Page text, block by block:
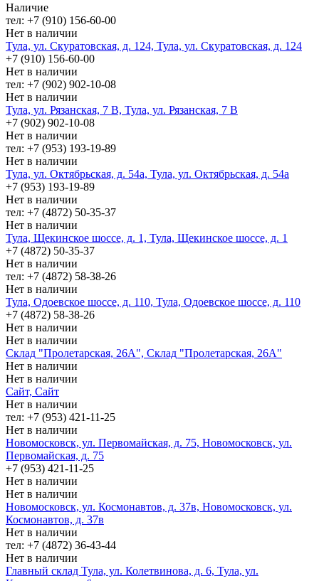
Наличие
тел: +7 (910) 156-60-00
Нет в наличии
Тула, ул. Скуратовская, д. 124, Тула, ул. Скуратовская, д. 124
+7 (910) 156-60-00
Нет в наличии
тел: +7 (902) 902-10-08
Нет в наличии
Тула, ул. Рязанская, 7 В, Тула, ул. Рязанская, 7 В
+7 (902) 902-10-08
Нет в наличии
тел: +7 (953) 193-19-89
Нет в наличии
Тула, ул. Октябрьская, д. 54а, Тула, ул. Октябрьская, д. 54а
+7 (953) 193-19-89
Нет в наличии
тел: +7 (4872) 50-35-37
Нет в наличии
Тула, Щекинское шоссе, д. 1, Тула, Щекинское шоссе, д. 1
+7 (4872) 50-35-37
Нет в наличии
тел: +7 (4872) 58-38-26
Нет в наличии
Тула, Одоевское шоссе, д. 110, Тула, Одоевское шоссе, д. 110
+7 (4872) 58-38-26
Нет в наличии
Нет в наличии
Склад "Пролетарская, 26А", Склад "Пролетарская, 26А"
Нет в наличии
Нет в наличии
Сайт, Сайт
Нет в наличии
тел: +7 (953) 421-11-25
Нет в наличии
Новомосковск, ул. Первомайская, д. 75, Новомосковск, ул.
Первомайская, д. 75
+7 (953) 421-11-25
Нет в наличии
Нет в наличии
Новомосковск, ул. Космонавтов, д. 37в, Новомосковск, ул.
Космонавтов, д. 37в
Нет в наличии
тел: +7 (4872) 36-43-44
Нет в наличии
Главный склад Тула, ул. Колетвинова, д. 6, Тула, ул.